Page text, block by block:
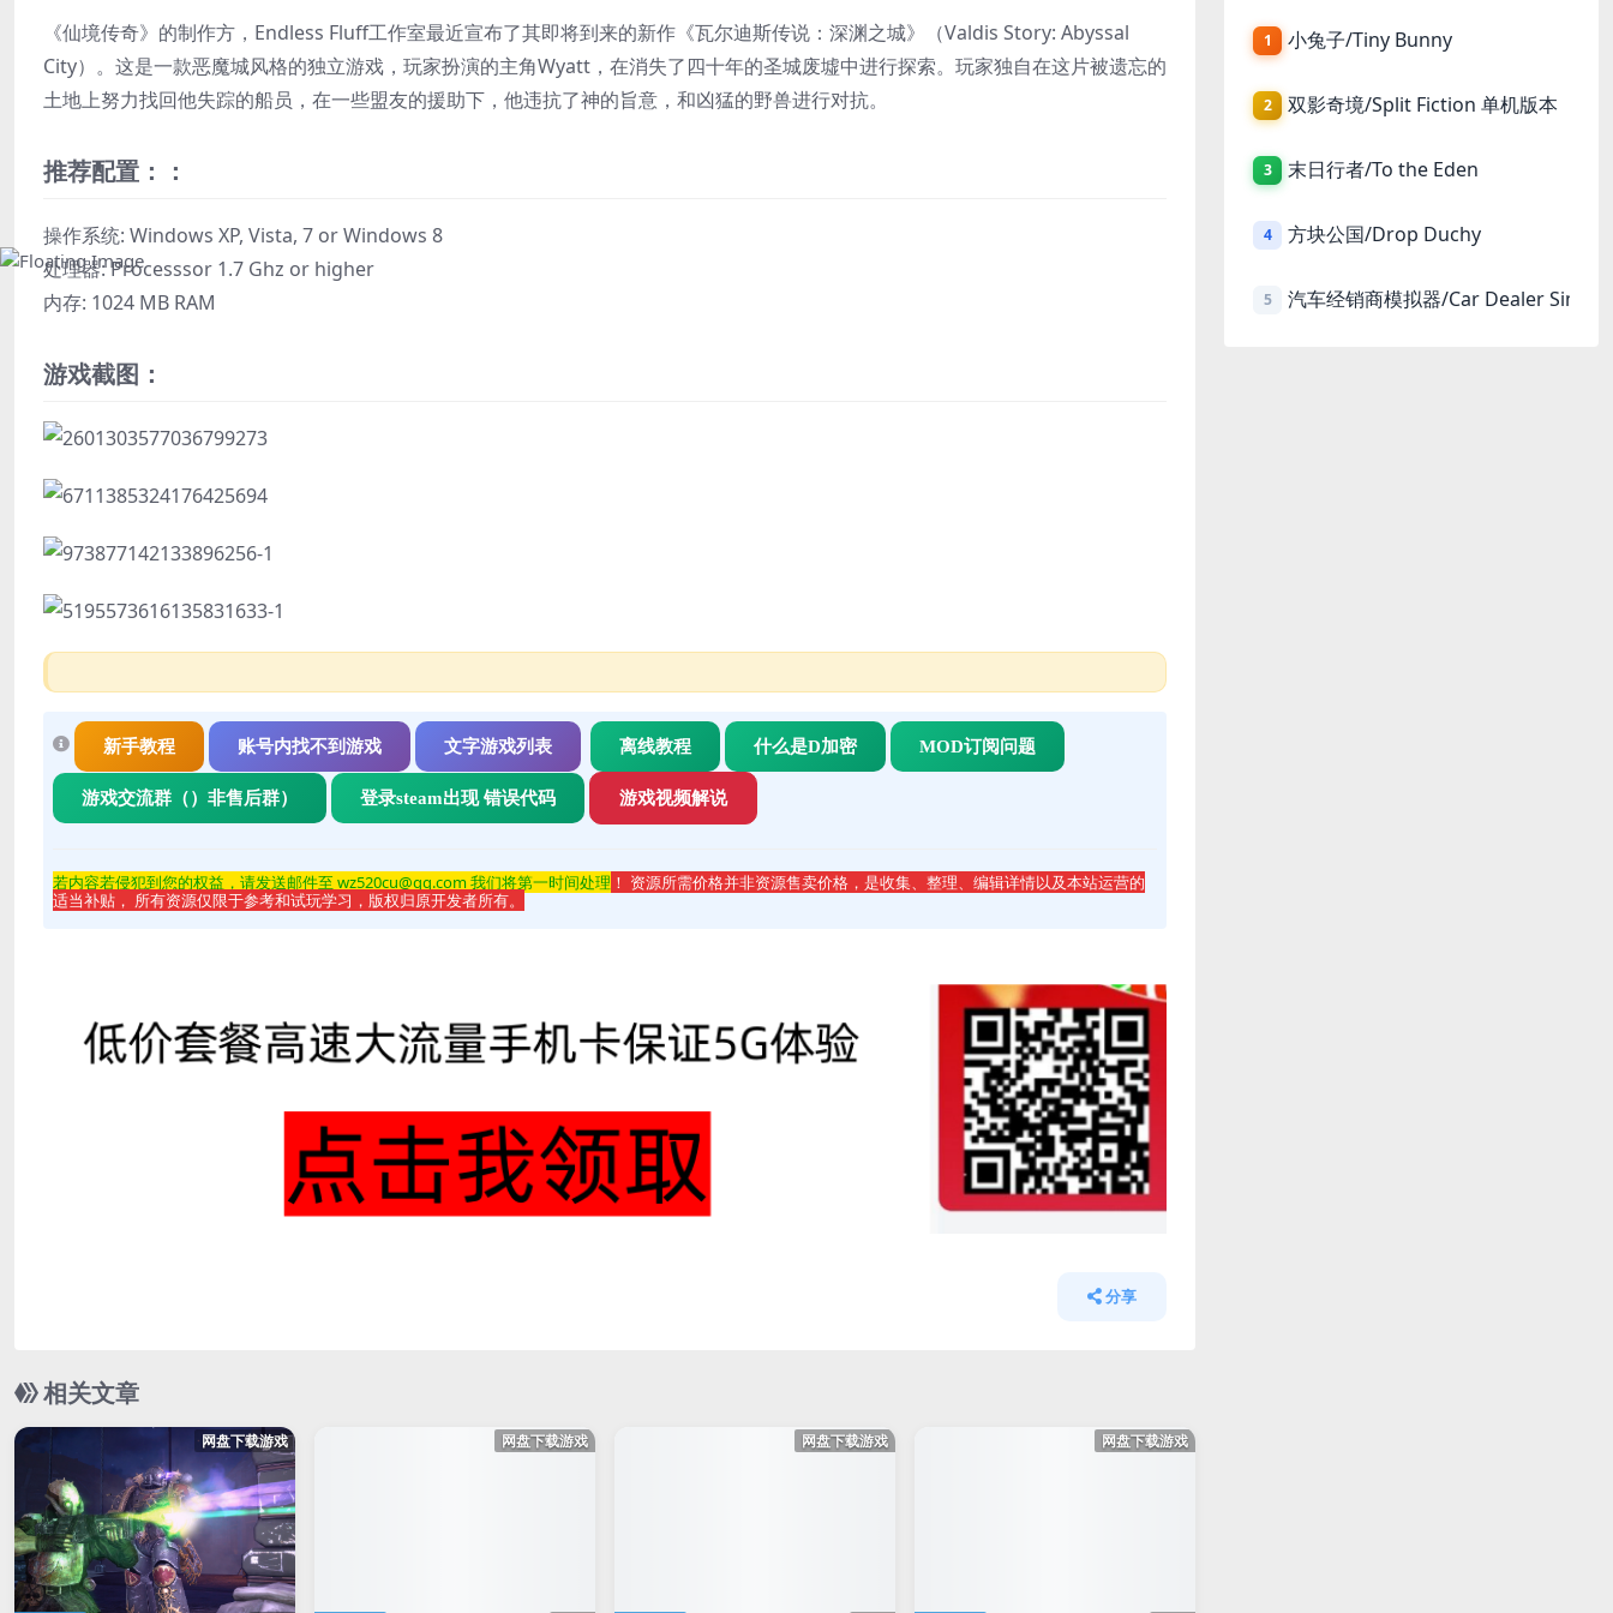
《仙境传奇》的制作方，Endless Fluff工作室最近宣布了其即将到来的新作《瓦尔迪斯传说：深渊之城》（Valdis Story: Abyssal
City）。这是一款恶魔城风格的独立游戏，玩家扮演的主角Wyatt，在消失了四十年的圣城废墟中进行探索。玩家独自在这片被遗忘的
土地上努力找回他失踪的船员，在一些盟友的援助下，他违抗了神的旨意，和凶猛的野兽进行对抗。
推荐配置：：
操作系统: Windows XP, Vista, 7 or Windows 8
处理器: Processsor 1.7 Ghz or higher
内存: 1024 MB RAM
游戏截图：
新手教程 账号内找不到游戏 文字游戏列表 离线教程 什么是D加密 MOD订阅问题
游戏交流群（）非售后群） 登录steam出现 错误代码 游戏视频解说
若内容若侵犯到您的权益，请发送邮件至 wz520cu@qq.com 我们将第一时间处理 ！ 资源所需价格并非资源售卖价格，是收集、整理、编辑详情以及本站运营的
适当补贴， 所有资源仅限于参考和试玩学习，版权归原开发者所有。
分享
相关文章
网盘下载游戏 网盘下载游戏 网盘下载游戏 网盘下载游戏
1 小兔子/Tiny Bunny
2 双影奇境/Split Fiction 单机版本
3 末日行者/To the Eden
4 方块公国/Drop Duchy
5 汽车经销商模拟器/Car Dealer